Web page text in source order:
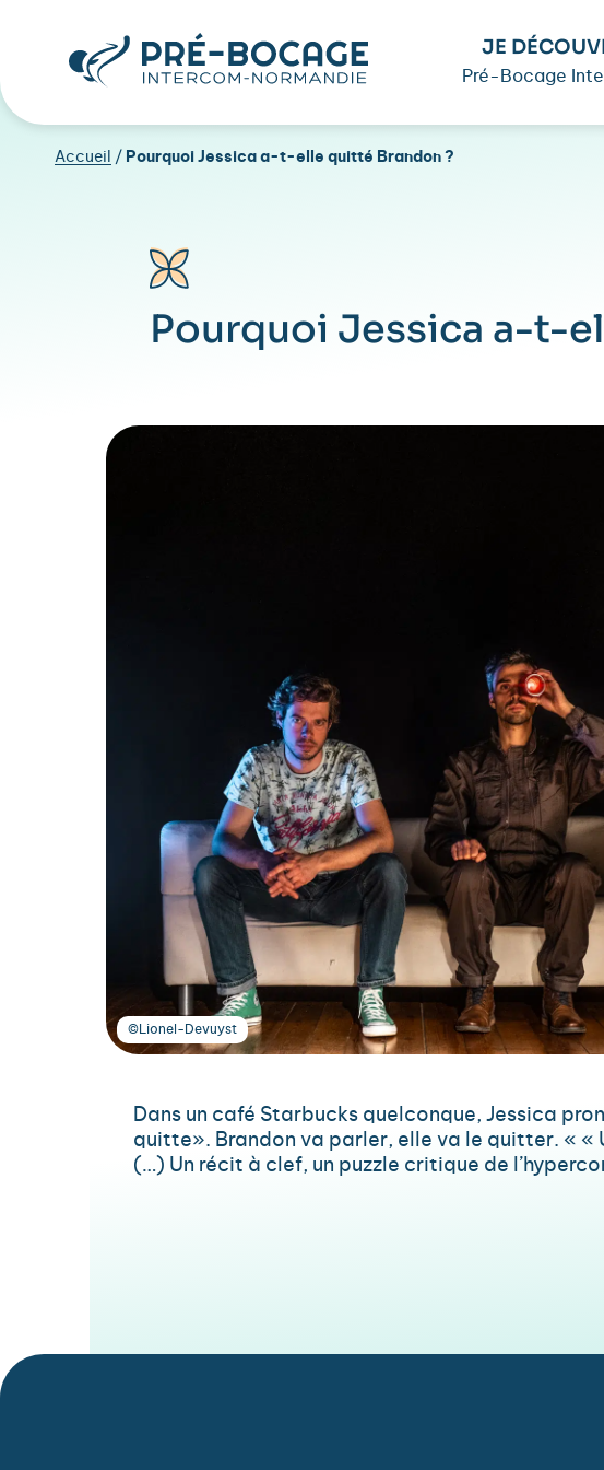
JE
Pré-Bocage
Accueil / Pourquoi Jessica a-t-elle quitté Brandon ?
Pourquoi Jessica a-t-
©Lionel-Devuyst
Dans un café Starbucks quelconque, Jessica
quitte». Brandon va parler, elle va le quitter. «
(…) Un récit à clef, un puzzle critique de